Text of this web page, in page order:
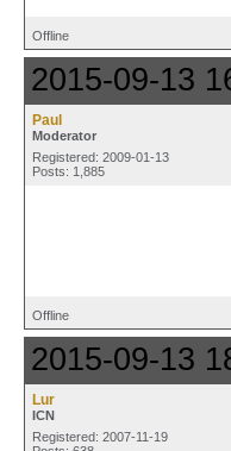
Offline
2015-09-13
Paul
Moderator
Registered: 2009-01-13
Posts: 1,885
Offline
2015-09-13
Lur
ICN
Registered: 2007-11-19